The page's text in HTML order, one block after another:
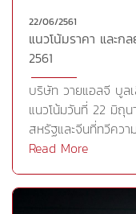
สินทรัพย์เสี่ยงสกัดช่
ปลอดภัยเอาไว้ สำห
ใหม่เดือน พ.ค. และติ
สงครามการค้าระหว่
ค้าCr.https://
22/06/2561
แนวโน้มราคา และ
2561
บริษัท วายแอลจี บูล
แนวโน้มวันที่ 22 มิถุน
สหรัฐและจีนที่ทวีคว
นำเข้าสินค้าจีนเพิ่ม
ทรัมป์ ของสหรัฐ ต้อ
Read More